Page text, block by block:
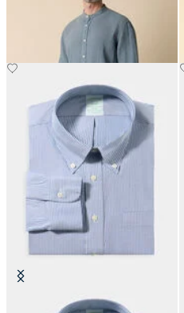
Chemise Slim Fit Non-Iron Oxford